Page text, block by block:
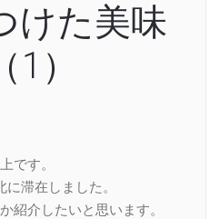
けた美味
）
です。
滞在しました。
紹介したいと思います。